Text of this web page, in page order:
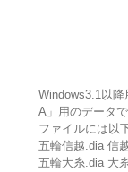
Windows3.1以降
A」用のデータ
ファイルには以
五輪信越.dia 信
五輪大糸.dia 大